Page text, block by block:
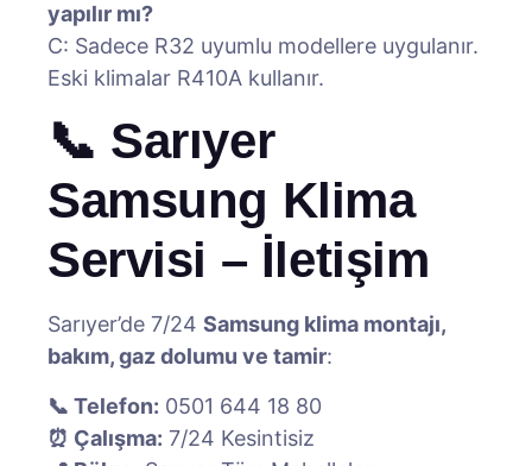
yapılır mı?
C: Sadece R32 uyumlu modellere uygulanır.
Eski klimalar R410A kullanır.
📞 Sarıyer
Samsung Klima
Servisi – İletişim
Sarıyer’de 7/24 Samsung klima montajı,
bakım, gaz dolumu ve tamir:
📞 Telefon: 0501 644 18 80
⏰ Çalışma: 7/24 Kesintisiz